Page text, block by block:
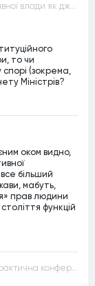
Акти Кабінету Міністрів та інших органів державної влади як джерела конституційного права
то чи
(зокрема,
Міністрів?
оком видно,
більший
мабуть,
прав людини
функцій
22 червня відбудеться Міжнародна науково-практична конференція “Конституційна демократія в умовах загроз територіальній цілісності та національній безпеці”